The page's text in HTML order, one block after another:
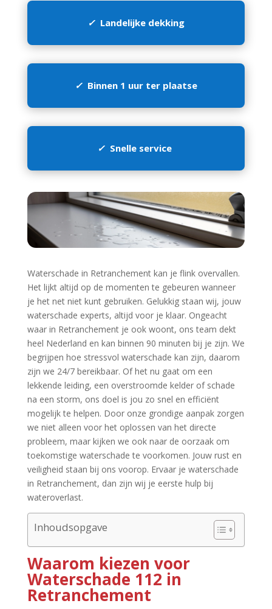
✓ Landelijke dekking
✓Binnen 1 uur ter plaatse
✓ Snelle service
Waterschade in Retranchement kan je flink overvallen.​
Het lijkt altijd op de momenten te gebeuren wanneer
je het net niet kunt gebruiken.​ Gelukkig staan wij, jouw
waterschade experts, altijd voor je klaar.​ Ongeacht
waar in Retranchement je ook woont, ons team dekt
heel Nederland en kan binnen 90 minuten bij je zijn.​ We
begrijpen hoe stressvol waterschade kan zijn, daarom
zijn we 24/7 bereikbaar.​ Of het nu gaat om een
lekkende leiding, een overstroomde kelder of schade
na een storm, ons doel is jou zo snel en efficiënt
mogelijk te helpen.​ Door onze grondige aanpak zorgen
we niet alleen voor het oplossen van het directe
probleem, maar kijken we ook naar de oorzaak om
toekomstige waterschade te voorkomen.​ Jouw rust en
veiligheid staan bij ons voorop.​ Ervaar je waterschade
in Retranchement, dan zijn wij je eerste hulp bij
wateroverlast.​
Inhoudsopgave
Waarom kiezen voor
Waterschade 112 in
Retranchement